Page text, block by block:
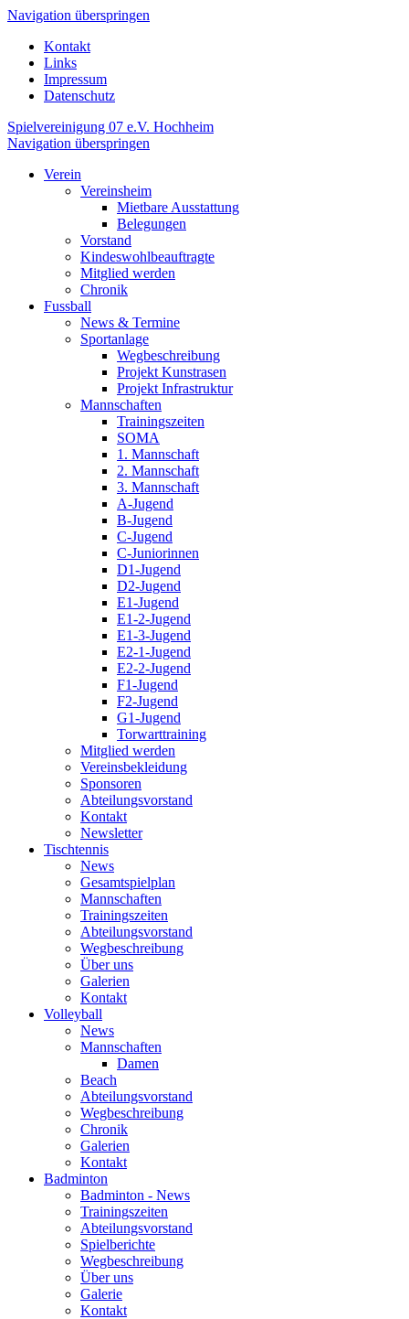
Navigation überspringen
Kontakt
Links
Impressum
Datenschutz
Spielvereinigung 07 e.V. Hochheim
Navigation überspringen
Verein
Vereinsheim
Mietbare Ausstattung
Belegungen
Vorstand
Kindeswohlbeauftragte
Mitglied werden
Chronik
Fussball
News & Termine
Sportanlage
Wegbeschreibung
Projekt Kunstrasen
Projekt Infrastruktur
Mannschaften
Trainingszeiten
SOMA
1. Mannschaft
2. Mannschaft
3. Mannschaft
A-Jugend
B-Jugend
C-Jugend
C-Juniorinnen
D1-Jugend
D2-Jugend
E1-Jugend
E1-2-Jugend
E1-3-Jugend
E2-1-Jugend
E2-2-Jugend
F1-Jugend
F2-Jugend
G1-Jugend
Torwarttraining
Mitglied werden
Vereinsbekleidung
Sponsoren
Abteilungsvorstand
Kontakt
Newsletter
Tischtennis
News
Gesamtspielplan
Mannschaften
Trainingszeiten
Abteilungsvorstand
Wegbeschreibung
Über uns
Galerien
Kontakt
Volleyball
News
Mannschaften
Damen
Beach
Abteilungsvorstand
Wegbeschreibung
Chronik
Galerien
Kontakt
Badminton
Badminton - News
Trainingszeiten
Abteilungsvorstand
Spielberichte
Wegbeschreibung
Über uns
Galerie
Kontakt